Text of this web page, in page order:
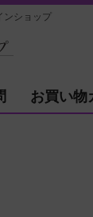
ンショップ
お買い物